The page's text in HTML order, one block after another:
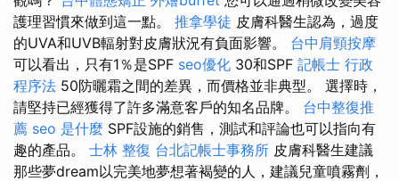
護理習慣來做到這一點。 推拿學徒 皮膚科醫生認為，過度
的UVA和UVB輻射對皮膚狀況有負面影響。 台中肩頸按摩
可以看出，只有1％是SPF seo優化 30和SPF 記帳士 行政
程序法 50防曬霜之間的差異，而價格並非典型。 選擇時，
請堅持已經獲得了許多滿意客戶的知名品牌。 台中整復推
薦 seo 是什麼 SPF設施的銷售，測試和評論也可以指向有
趣的產品。 士林 整復 台北記帳士事務所 皮膚科醫生建議
那些夢dream以完美地夢想著褐變的人，建議兒童噴霧劑，